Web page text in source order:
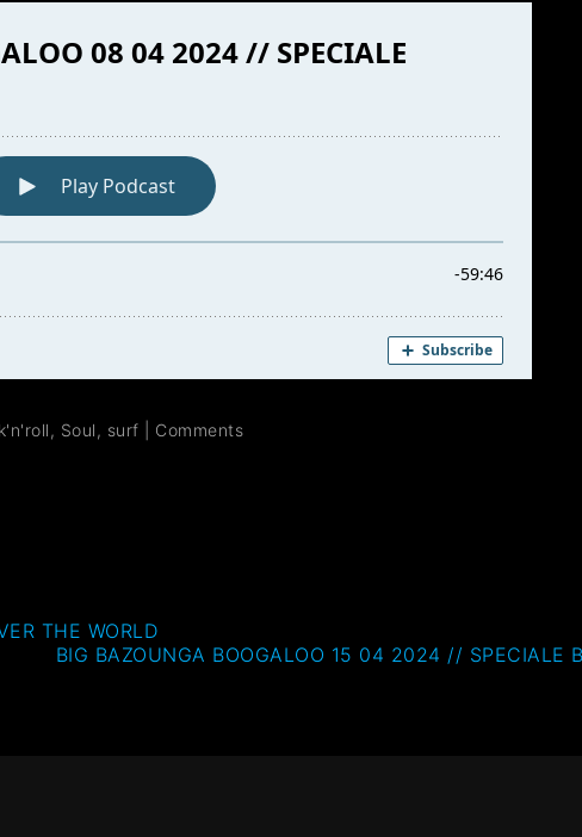
, Soul , surf Comments
THE WORLD
BIG BAZOUNGA BOOGALOO 15 04 2024 // SPECIALE